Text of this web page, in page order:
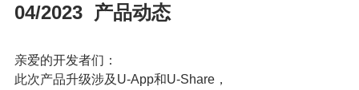
04/2023 产品动态
亲爱的开发者们：
此次产品升级涉及U-App和U-Share，